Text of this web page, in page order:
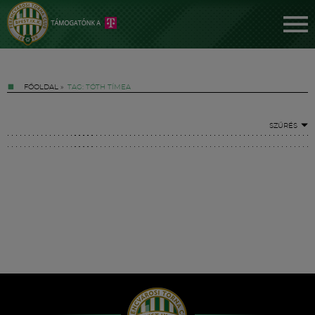
FŐOLDAL » TAG: TÓTH TÍMEA
SZŰRÉS
Hírek